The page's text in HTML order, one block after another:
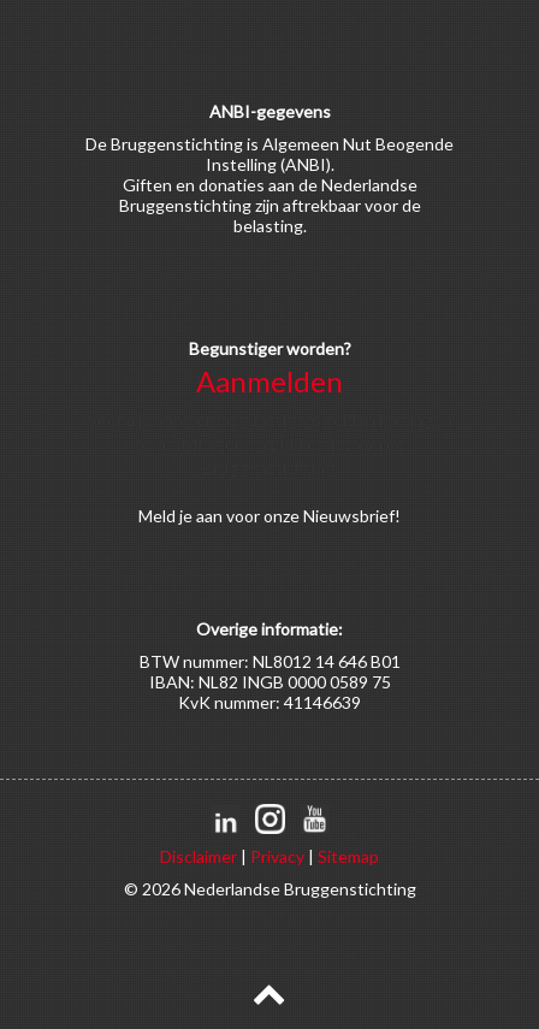
ANBI-gegevens
De Bruggenstichting is Algemeen Nut Beogende
Instelling (ANBI).
Giften en donaties aan de Nederlandse
Bruggenstichting zijn aftrekbaar voor de
belasting.
Begunstiger worden?
Aanmelden
Meld je aan voor onze Nieuwsbrief!
Overige informatie:
BTW nummer: NL8012 14 646 B01
IBAN: NL82 INGB 0000 0589 75
KvK nummer: 41146639
Disclaimer | Privacy | Sitemap
© 2026 Nederlandse Bruggenstichting